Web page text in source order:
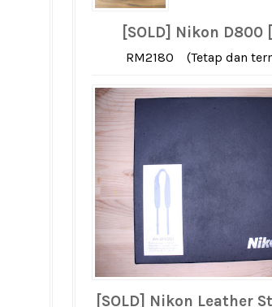
[SOLD] Nikon D800
RM2180 (Tetap dan
[SOLD] Nikon Leather